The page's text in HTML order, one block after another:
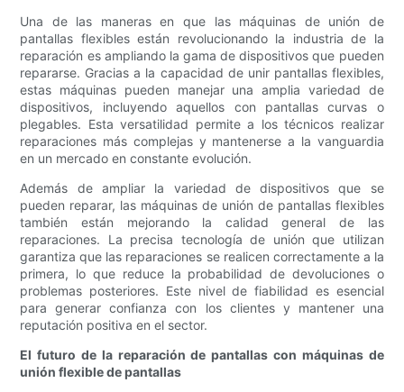
Una de las maneras en que las máquinas de unión de
pantallas flexibles están revolucionando la industria de la
reparación es ampliando la gama de dispositivos que pueden
repararse. Gracias a la capacidad de unir pantallas flexibles,
estas máquinas pueden manejar una amplia variedad de
dispositivos, incluyendo aquellos con pantallas curvas o
plegables. Esta versatilidad permite a los técnicos realizar
reparaciones más complejas y mantenerse a la vanguardia
en un mercado en constante evolución.
Además de ampliar la variedad de dispositivos que se
pueden reparar, las máquinas de unión de pantallas flexibles
también están mejorando la calidad general de las
reparaciones. La precisa tecnología de unión que utilizan
garantiza que las reparaciones se realicen correctamente a la
primera, lo que reduce la probabilidad de devoluciones o
problemas posteriores. Este nivel de fiabilidad es esencial
para generar confianza con los clientes y mantener una
reputación positiva en el sector.
El futuro de la reparación de pantallas con máquinas de
unión flexible de pantallas